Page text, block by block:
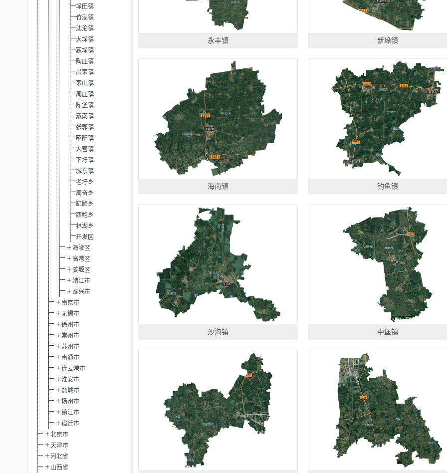
垛田镇
竹泓镇
沈沦镇
大垛镇
荻垛镇
陶庄镇
昌荣镇
茅山镇
周庄镇
陈堡镇
戴南镇
张郭镇
昭阳镇
大营镇
下圩镇
城东镇
老圩乡
周奋乡
缸顾乡
西鲍乡
林湖乡
开发区
海陵区
高港区
姜堰区
靖江市
泰兴市
南京市
无锡市
徐州市
常州市
苏州市
南通市
连云港市
淮安市
盐城市
扬州市
镇江市
宿迁市
北京市
天津市
河北省
山西省
永丰镇 新垛镇
海南镇 钓鱼镇
沙沟镇 中堡镇